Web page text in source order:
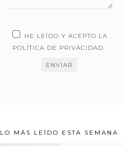
HE LEÍDO Y ACEPTO LA
POLÍTICA DE PRIVACIDAD.
LO MÁS LEÍDO ESTA SEMANA